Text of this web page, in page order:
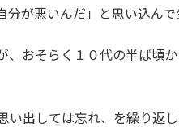
が悪いんだ」と思い込んで
おそらく１０代の半ば頃
出しては忘れ、を繰り返し